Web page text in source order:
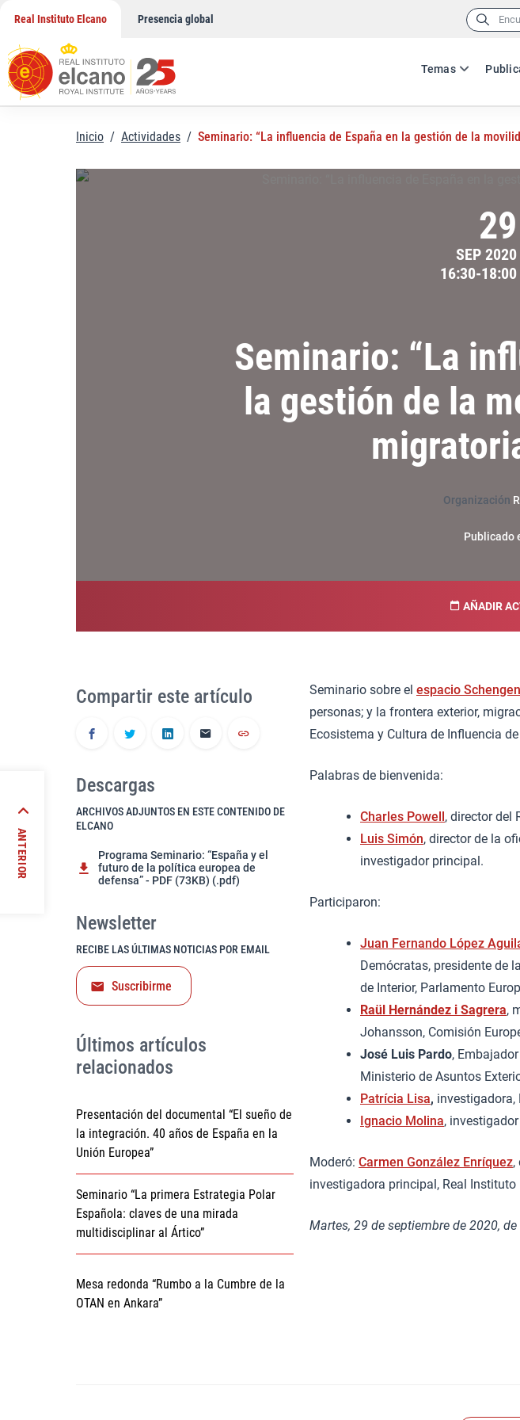
contenido
Real Instituto Elcano Presencia global Buscar:
Temas
Inicio / Actividades / Seminario: “La influencia de España en la gestión de la
Seminario: “La
la gestión de la
29
SEP 2020
16:30-18:00
Organización
Publicado
AÑADIR
Seminario sobre el espacio Schengen
personas; y la frontera exterior,
Ecosistema y Cultura de Influencia
Palabras de bienvenida:
Charles Powell, director del
Luis Simón, director de la
investigador principal.
Participaron:
Juan Fernando López
Demócratas, presidente de
de Interior, Parlamento
Raül Hernández i Sagrera,
Johansson, Comisión
José Luis Pardo,
Ministerio de Asuntos
Patrícia Lisa, investigadora,
Ignacio Molina,
Moderó: Carmen González Enríquez,
investigadora principal, Real Instituto
Martes, 29 de septiembre de 2020,
Compartir este artículo
Descargas
ARCHIVOS ADJUNTOS EN ESTE CONTENIDO DE
ELCANO
Programa Seminario: “España y el
futuro de la política europea de
defensa” - PDF (73KB) (.pdf)
Newsletter
RECIBE LAS ÚLTIMAS NOTICIAS POR EMAIL
Suscribirme
Últimos artículos
relacionados
Presentación del documental “El sueño de
la integración. 40 años de España en la
Unión Europea”
Seminario “La primera Estrategia Polar
Española: claves de una mirada
multidisciplinar al Ártico”
Mesa redonda “Rumbo a la Cumbre de la
OTAN en Ankara”
ANTERIOR